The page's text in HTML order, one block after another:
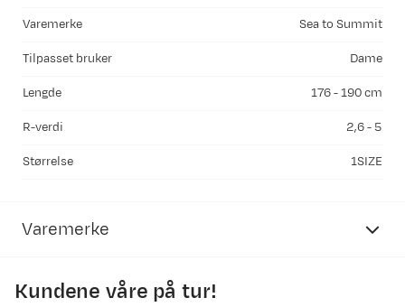
Varemerke Sea to Summit
Tilpasset bruker Dame
Lengde 176 - 190 cm
R-verdi 2,6 - 5
Størrelse 1SIZE
Varemerke
Kundene våre på tur!